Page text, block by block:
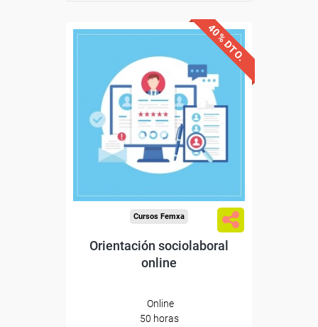
40% DTO.
Descuentos especiales
Sin requisitos de acceso
Diploma
Cursos Femxa
Orientación sociolaboral
online
Online
50 horas